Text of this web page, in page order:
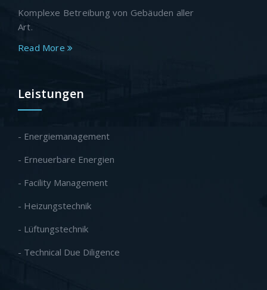
Komplexe Betreibung von Gebäuden aller
Art.
Read More
Leistungen
- Energiemanagement
- Erneuerbare Energien
- Facility Management
- Heizungstechnik
- Lüftungstechnik
- Technical Due Diligence